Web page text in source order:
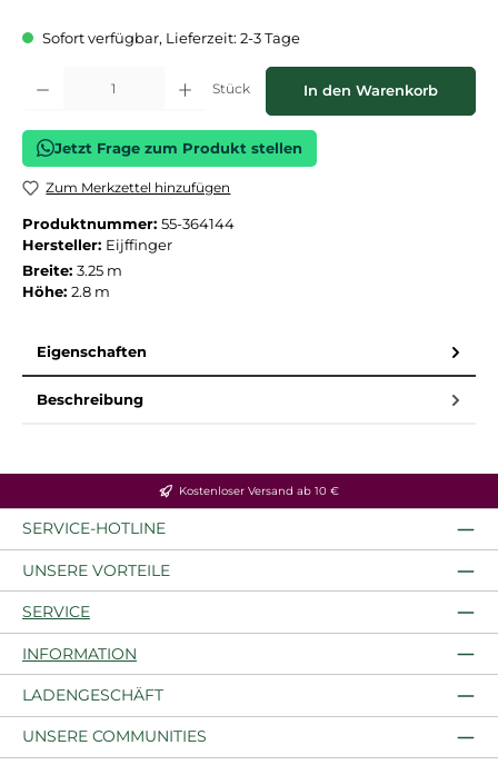
Sofort verfügbar, Lieferzeit: 2-3 Tage
Produkt Anzahl: Gib den gewünschten Wert ein oder benutze die
Stück In den Warenkorb
Jetzt Frage zum Produkt stellen
Zum Merkzettel hinzufügen
Produktnummer: 55-364144
Hersteller: Eijffinger
Breite: 3.25 m
Höhe: 2.8 m
Eigenschaften
Beschreibung
Kostenloser Versand ab 10 €
SERVICE-HOTLINE
UNSERE VORTEILE
SERVICE
INFORMATION
LADENGESCHÄFT
UNSERE COMMUNITIES